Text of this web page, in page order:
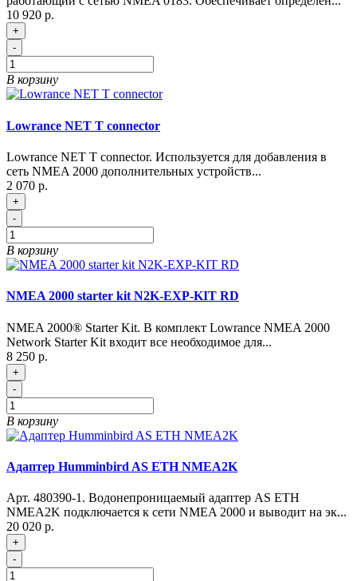
10 920 р.
+
-
В корзину
Lowrance NET T connector
Lowrance NET T connector. Используется для добавления в
сеть NMEA 2000 дополнительных устройств...
2 070 р.
+
-
В корзину
NMEA 2000 starter kit N2K-EXP-KIT RD
NMEA 2000® Starter Kit. В комплект Lowrance NMEA 2000
Network Starter Kit входит все необходимое для...
8 250 р.
+
-
В корзину
Адаптер Humminbird AS ETH NMEA2K
Арт. 480390-1. Водонепроницаемый адаптер AS ETH
NMEA2K подключается к сети NMEA 2000 и выводит на эк...
20 020 р.
+
-